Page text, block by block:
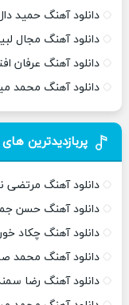
دانلود آهنگ حمید
دانلود آهنگ مجال
دانلود آهنگ عرفان
دانلود آهنگ محمد
پربازدیدترین
دانلود آهنگ مرتضی
دانلود آهنگ حسن
دانلود آهنگ چکاد
دانلود آهنگ محمد
دانلود آهنگ رضا